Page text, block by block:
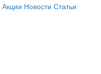
Акции Новости Статьи